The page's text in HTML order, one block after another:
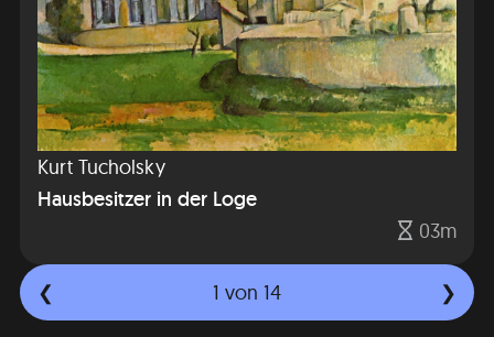
Hausbesitzer in der Loge
Kurt Tucholsky
03m
1 von 14